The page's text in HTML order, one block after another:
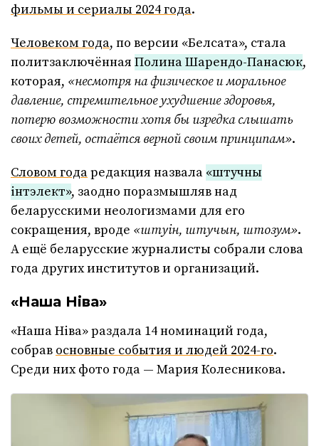
фильмы и сериалы 2024 года.
Человеком года, по версии «Белсата», стала
политзаключённая Полина Шарендо-Панасюк,
которая, «несмотря на физическое и моральное
давление, стремительное ухудшение здоровья,
потерю возможности хотя бы изредка слышать
своих детей, остаётся верной своим принципам».
Словом годаредакция назвала «штучны
інтэлект», заодно поразмышляв над
беларусскими неологизмами для его
сокращения, вроде «штуін, штучын, штозум».
А ещё беларусские журналисты собрали слова
года других институтов и организаций.
«Наша Ніва»
«Наша Ніва» раздала 14 номинаций года,
собрав основные события и людей 2024-го.
Среди них фото года — Мария Колесникова.